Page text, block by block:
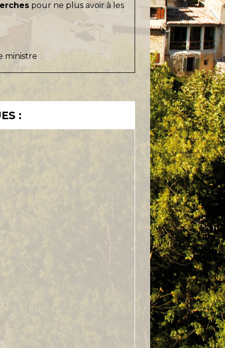
pour ne plus avoir à les
ministre
: